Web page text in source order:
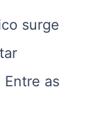
surge
as